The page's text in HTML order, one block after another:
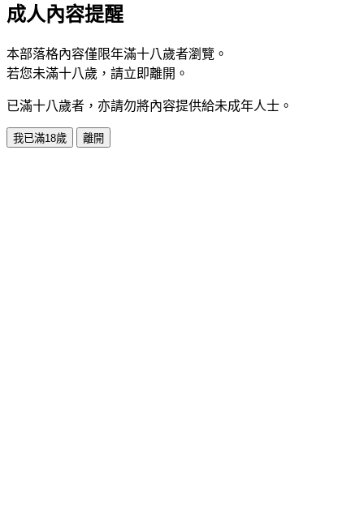
成人內容提醒
本部落格內容僅限年滿十八歲者瀏覽。
若您未滿十八歲，請立即離開。
已滿十八歲者，亦請勿將內容提供給未成年人士。
我已滿18歲 離開